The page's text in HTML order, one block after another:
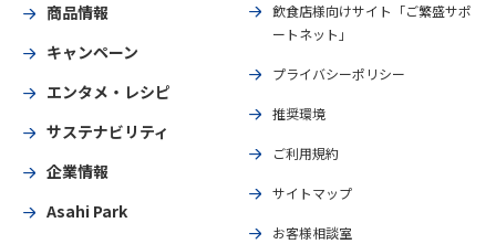
商品情報
キャンペーン
エンタメ・レシピ
サステナビリティ
企業情報
Asahi Park
飲食店様向けサイト「ご繁盛サポ
ートネット」
プライバシーポリシー
推奨環境
ご利用規約
サイトマップ
お客様相談室